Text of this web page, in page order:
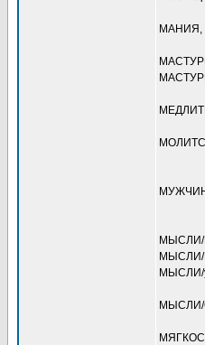
МАНИЯ,
МЫСЛИ/
МЫСЛИ/
МЫСЛИ/
МЫСЛИ/